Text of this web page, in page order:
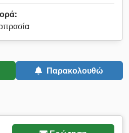
Παρακολουθώ